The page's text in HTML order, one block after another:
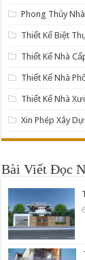
Phong Thủy
Thiết Kế Biệt
Thiết Kế Nhà
Thiết Kế Nhà
Thiết Kế Nhà
Xin Phép Xây
Bài Viết Đọc